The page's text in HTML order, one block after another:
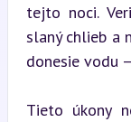
tejto noci.
slaný chlieb a
donesie vodu
Tieto úkony